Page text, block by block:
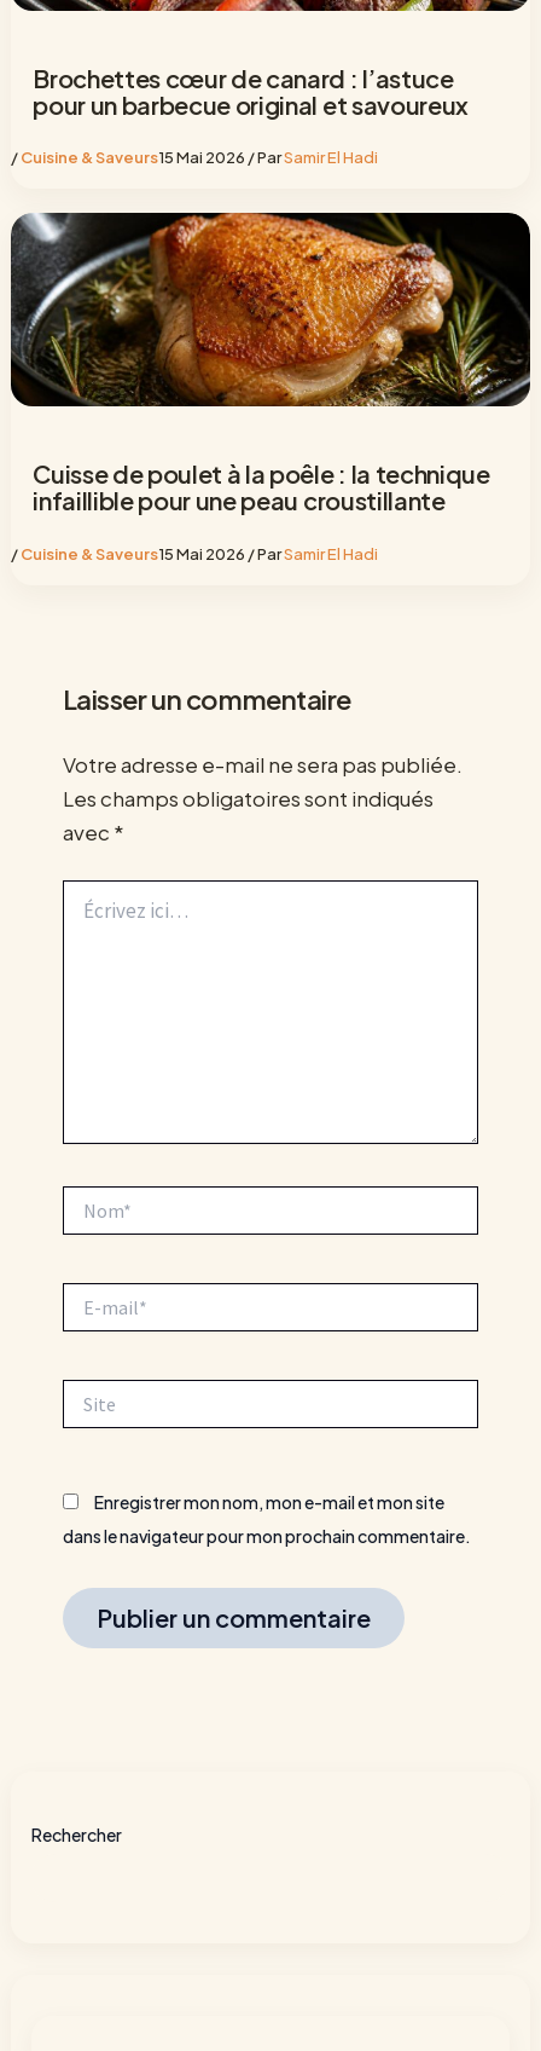
Brochettes cœur de canard : l’astuce
pour un barbecue original et savoureux
/Cuisine & Saveurs15 Mai 2026 / ParSamir El Hadi
Cuisse de poulet à la poêle : la technique
infaillible pour une peau croustillante
/Cuisine & Saveurs15 Mai 2026 / ParSamir El Hadi
Laisser un commentaire
Votre adresse e-mail ne sera pas publiée.
Les champs obligatoires sont indiqués
avec *
ici…
mail*
Enregistrer mon nom, mon e-mail et mon site
dans le navigateur pour mon prochain commentaire.
Rechercher